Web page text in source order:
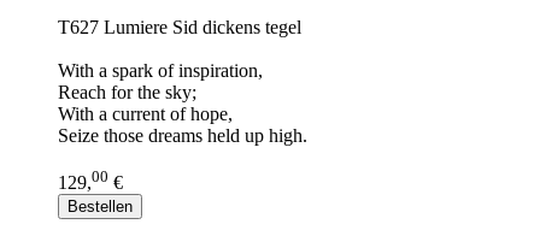
T627 Lumiere Sid dickens tegel
With a spark of inspiration,
Reach for the sky;
With a current of hope,
Seize those dreams held up high.
129,00 €
Bestellen